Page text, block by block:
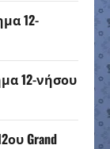
12-
12-νήσου
Grand